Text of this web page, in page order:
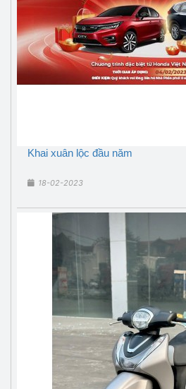
Khai xuân lộc đầu năm
18-02-2023